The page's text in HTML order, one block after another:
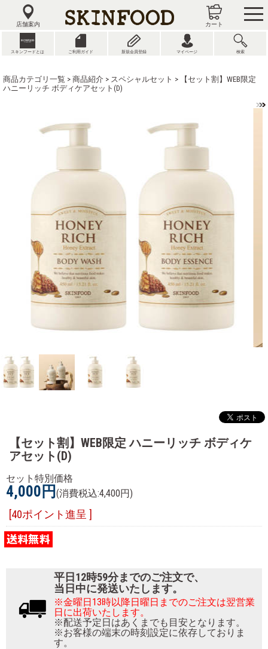
店舗案内 カート
スキンフードとは ご利用ガイド 新規会員登録 マイページ 検索
商品カテゴリ一覧 > 商品紹介 > スペシャルセット > 【セット割】WEB限定
ハニーリッチ ボディケアセット(D)
【セット割】WEB限定 ハニーリッチ ボディケ
アセット(D)
セット特別価格
4,000円 (消費税込:4,400円)
[40ポイント進呈 ]
平日12時59分までのご注文で、
当日中に発送いたします。
※金曜日13時以降日曜日までのご注文は翌営業
日に出荷いたします。
※配送予定日はあくまでも目安となります。
※お客様の端末の時刻設定に依存しておりま
す。